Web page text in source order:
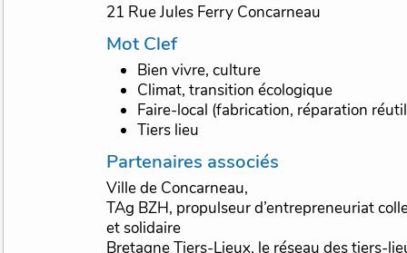
21 Rue Jules Ferry Concarneau
Mot Clef
Bien vivre, culture
Climat, transition écologique
Faire-local (fabrication, réparation
Tiers lieu
Partenaires associés
Ville de Concarneau,
TAg BZH, propulseur d’entrepreneuriat
et solidaire
Bretagne Tiers-Lieux, le réseau des tiers-